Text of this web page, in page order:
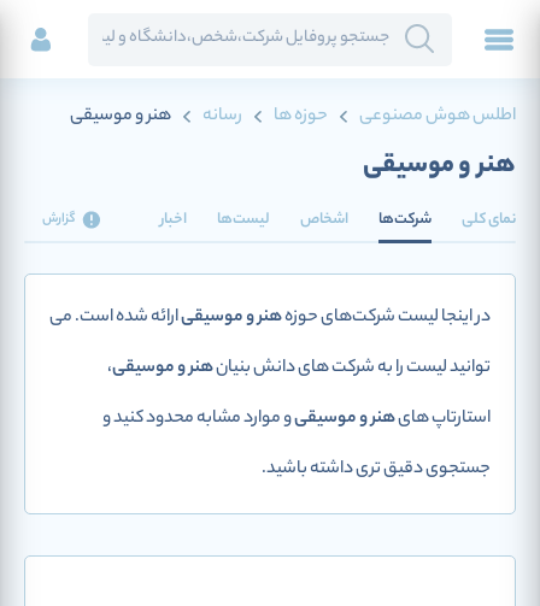
اطلس هوش مصنوعی حوزه ها رسانه هنر و موسیقی
هنر و موسیقی
نمای کلی شرکت‌ها اشخاص لیست‌ها اخبار گزارش
در اینجا لیست شرکت‌های حوزههنر و موسیقیارائه شده است. می
توانید لیست را به شرکت های دانش بنیانهنر و موسیقی،
استارتاپ هایهنر و موسیقیو موارد مشابه محدود کنید و
جستجوی دقیق تری داشته باشید.